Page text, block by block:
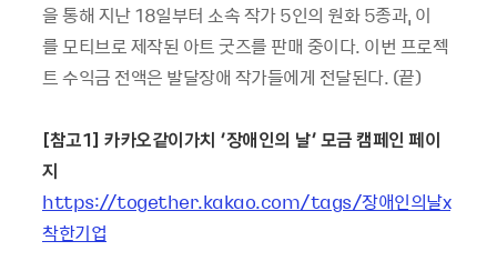
을 통해 지난 18일부터 소속 작가 5인의 원화 5종과, 이
를 모티브로 제작된 아트 굿즈를 판매 중이다. 이번 프로젝
트 수익금 전액은 발달장애 작가들에게 전달된다. (끝)
[참고1] 카카오같이가치 ‘장애인의 날’모금캠페인 페이
지
https://together.kakao.com/tags/장애인의날x
착한기업